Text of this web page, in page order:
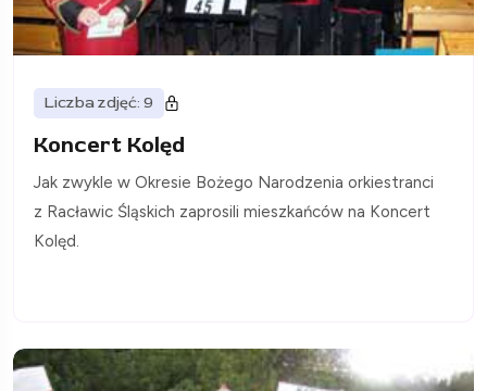
Liczba zdjęć: 9
Koncert Kolęd
Jak zwykle w Okresie Bożego Narodzenia orkiestranci
z Racławic Śląskich zaprosili mieszkańców na Koncert
Kolęd.